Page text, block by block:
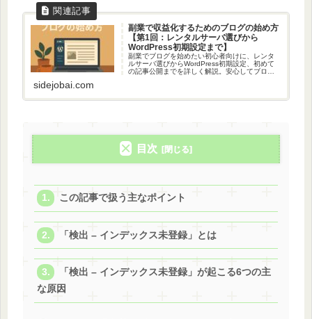
副業で収益化するためのブログの始め方
【第1回：レンタルサーバ選びから
WordPress初期設定まで】
副業でブログを始めたい初心者向けに、レンタ
ルサーバ選びからWordPress初期設定、初めて
の記事公開までを詳しく解説。安心してブログ
sidejobai.com
目次
この記事で扱う主なポイント
「検出 – インデックス未登録」とは
「検出 – インデックス未登録」が起こる6つの主
な原因